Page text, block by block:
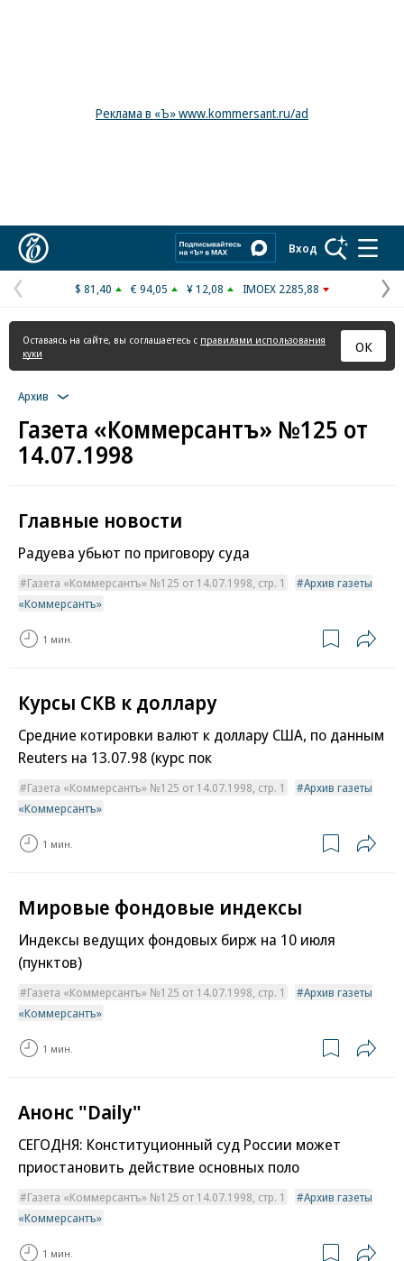
Реклама в «Ъ» www.kommersant.ru/ad
Вход
Предыдущая
страница
$ 81,40 € 94,05 ¥ 12,08 IMOEX 2285,88
Оставаясь на сайте, вы соглашаетесь с правилами использования
куки
ОК
Архив
Газета «Коммерсантъ» №125 от
14.07.1998
Главные новости
Радуева убьют по приговору суда
Газета «Коммерсантъ» №125 от 14.07.1998, стр. 1
Архив газеты
«Коммерсантъ»
1 мин.
Курсы СКВ к доллару
Средние котировки валют к доллару США, по данным
Reuters на 13.07.98 (курс пок
Газета «Коммерсантъ» №125 от 14.07.1998, стр. 1
Архив газеты
«Коммерсантъ»
1 мин.
Мировые фондовые индексы
Индексы ведущих фондовых бирж на 10 июля
(пунктов)
Газета «Коммерсантъ» №125 от 14.07.1998, стр. 1
Архив газеты
«Коммерсантъ»
1 мин.
Анонс "Daily"
СЕГОДНЯ: Конституционный суд России может
приостановить действие основных поло
Газета «Коммерсантъ» №125 от 14.07.1998, стр. 1
Архив газеты
«Коммерсантъ»
1 мин.